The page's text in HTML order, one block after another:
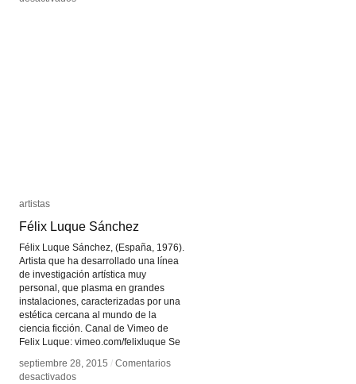
artistas
Félix Luque Sánchez
Félix Luque Sánchez, (España, 1976).
Artista que ha desarrollado una línea
de investigación artística muy
personal, que plasma en grandes
instalaciones, caracterizadas por una
estética cercana al mundo de la
ciencia ficción. Canal de Vimeo de
Felix Luque: vimeo.com/felixluque Se
septiembre 28, 2015 / Comentarios
desactivadosen
artistas
Félix Luque Sánchez
septiembre 28, 2015 / Comentarios
desactivadosen